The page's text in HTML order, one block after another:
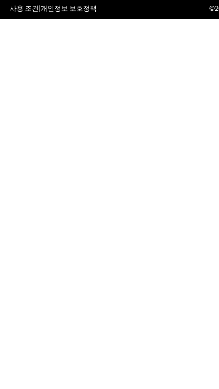
사용 조건|개인정보 보호정책